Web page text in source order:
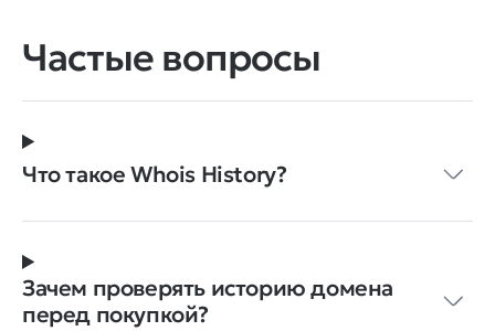
Частые вопросы
Что такое Whois History?
Зачем проверять историю домена
перед покупкой?